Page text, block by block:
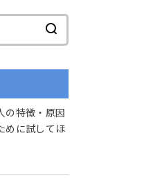
の特徴・原因
めに試してほ